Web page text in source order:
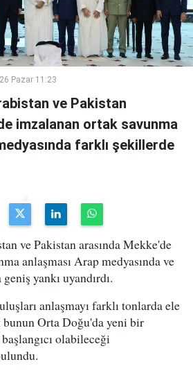
Pazar 11:23
ve Pakistan
imzalanan ortak savunma
farklı şekillerde
ve Pakistan arasında Mekke'de
anlaşması Arap medyasında ve
yankı uyandırdı.
anlaşmayı farklı tonlarda ele
Orta Doğu'da yeni bir
olabileceği